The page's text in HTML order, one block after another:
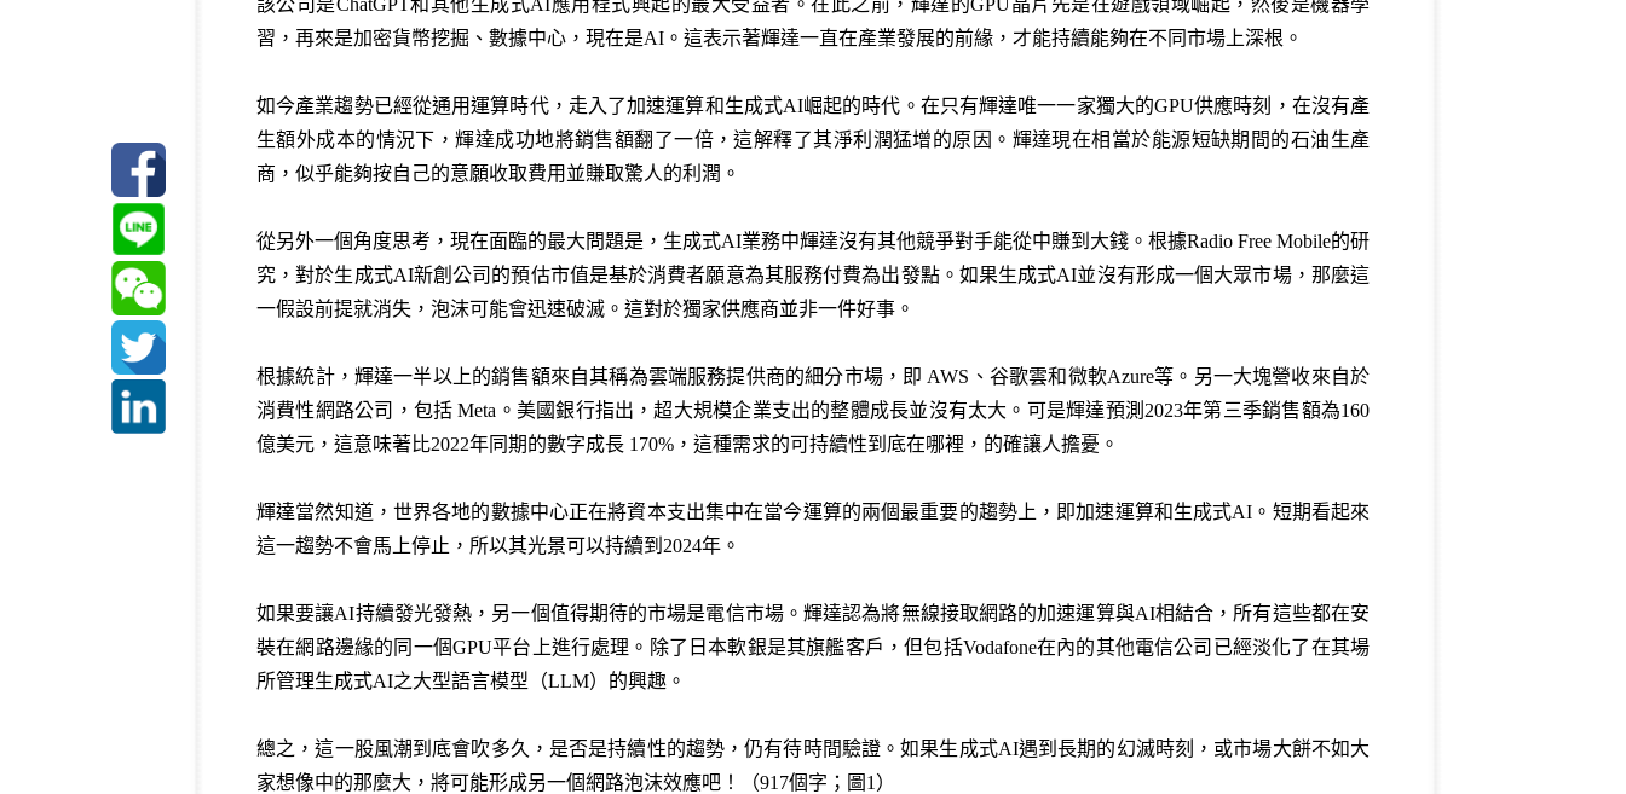
該公司是ChatGPT和其他生成式AI應用程式興起的最大受益者。在此之前，輝達的GPU晶片先是在遊戲領域崛起，然後是機器學
習，再來是加密貨幣挖掘、數據中心，現在是AI。這表示著輝達一直在產業發展的前緣，才能持續能夠在不同市場上深根。
如今產業趨勢已經從通用運算時代，走入了加速運算和生成式AI崛起的時代。在只有輝達唯一一家獨大的GPU供應時刻，在沒有產
生額外成本的情況下，輝達成功地將銷售額翻了一倍，這解釋了其淨利潤猛增的原因。輝達現在相當於能源短缺期間的石油生產
商，似乎能夠按自己的意願收取費用並賺取驚人的利潤。
從另外一個角度思考，現在面臨的最大問題是，生成式AI業務中輝達沒有其他競爭對手能從中賺到大錢。根據Radio Free Mobile的研
究，對於生成式AI新創公司的預估市值是基於消費者願意為其服務付費為出發點。如果生成式AI並沒有形成一個大眾市場，那麼這
一假設前提就消失，泡沫可能會迅速破滅。這對於獨家供應商並非一件好事。
根據統計，輝達一半以上的銷售額來自其稱為雲端服務提供商的細分市場，即 AWS、谷歌雲和微軟Azure等。另一大塊營收來自於
消費性網路公司，包括 Meta。美國銀行指出，超大規模企業支出的整體成長並沒有太大。可是輝達預測2023年第三季銷售額為160
億美元，這意味著比2022年同期的數字成長 170%，這種需求的可持續性到底在哪裡，的確讓人擔憂。
輝達當然知道，世界各地的數據中心正在將資本支出集中在當今運算的兩個最重要的趨勢上，即加速運算和生成式AI。短期看起來
這一趨勢不會馬上停止，所以其光景可以持續到2024年。
如果要讓AI持續發光發熱，另一個值得期待的市場是電信市場。輝達認為將無線接取網路的加速運算與AI相結合，所有這些都在安
裝在網路邊緣的同一個GPU平台上進行處理。除了日本軟銀是其旗艦客戶，但包括Vodafone在內的其他電信公司已經淡化了在其場
所管理生成式AI之大型語言模型（LLM）的興趣。
總之，這一股風潮到底會吹多久，是否是持續性的趨勢，仍有待時間驗證。如果生成式AI遇到長期的幻滅時刻，或市場大餅不如大
家想像中的那麼大，將可能形成另一個網路泡沫效應吧！（917個字；圖1）